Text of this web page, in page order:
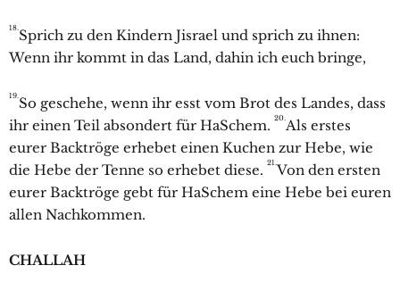
18.Sprich zu den Kindern Jisrael und sprich zu ihnen:
Wenn ihr kommt in das Land, dahin ich euch bringe,
19.So geschehe, wenn ihr esst vom Brot des Landes, dass
ihr einen Teil absondert für HaSchem. 20.Als erstes
eurer Backtröge erhebet einen Kuchen zur Hebe, wie
die Hebe der Tenne so erhebet diese. 21.Von den ersten
eurer Backtröge gebt für HaSchem eine Hebe bei euren
allen Nachkommen.
CHALLAH